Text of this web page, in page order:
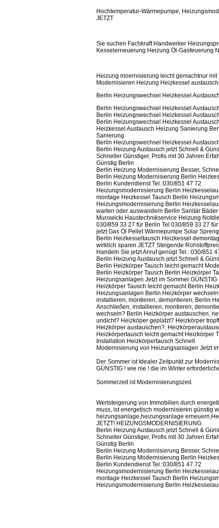
Hochtemperatur-Wärmepumpe,
JETZT
Sie suchen Fachkraft Handwerker
Kesselerneuerung Heizung Öl-Gasfeuerung
Heizung moernisierung leicht gemachtnur
Modernisieren Heizung Heizkessel
Berlin Heizungswechsel Heizkessel
Berlin Heizungswechsel Heizkessel
Berlin Heizungswechsel Heizkessel
Berlin Heizungswechsel Heizkessel
Heizkessel Austausch Heizung Sanierung
Sanierung
Berlin Heizungswechsel Heizkessel
Berlin Heizung Austausch jetzt Schnell &
Schneller Günstiger, Profis mit 30 Jahren
Günstig Berlin
Berlin Heizung Modernisierung Besser,
Berlin Heizung Modernisierung Berlin
Berlin Kundendienst Tel.:030/851 47 72
Heizungsmodernisierung Berlin
montage Heizkessel Tausch Berlin
Heizungsmodernisierung Berlin
warten oder auswandern Berlin Sanitär
Murowicki Haustechnikservice Heizung
030/859 33 27 für Berlin Tel 030/859 33 27
jetzt Gas Öl Pellet Wärmepumpe Solar
Berlin Heizkesseltausch Heizkessel
wirklich sparen JETZT Steigende
Handeln Sie jetzt Anruf genügt Tel.: 030/851
Berlin Heizung Austausch jetzt Schnell &
Berlin Heizkörper Tausch leicht gemacht
Berlin Heizkörper Tausch Berlin Heizkörper
Heizungsanlagen Jetzt im Sommer
Heizkörper Tausch leicht gemacht Berlin
Heizungsanlagen Berlin Heizkörper
installieren, montieren, demontieren, Berlin
Anschließen, installieren, montieren,
wechseln? Berlin Heizkörper austauschen,
undicht? Heizköper geplatzt? Heizkörper
Heizkörper austauschen?.
Heizkörpertausch leicht gemacht Heizkörper
Installation Heizkörpertausch Schnell
Modernisierung von Heizungsanlagen Jetzt
Der Sommer ist Idealer Zeitpunkt zur
GÜNSTIG ! wie nie ! die im Winter
Sommerzeit ist Modernisierungszeit.
Wertsteigerung von Immobilien durch
muss, ist energetisch modernisieren günstig
heizungsanlage,heizungsanlage
JETZT! HEIZUNGSMODERNISIERUNG
Berlin Heizung Austausch jetzt Schnell &
Schneller Günstiger, Profis mit 30 Jahren
Günstig Berlin
Berlin Heizung Modernisierung Besser,
Berlin Heizung Modernisierung Berlin
Berlin Kundendienst Tel.:030/851 47 72
Heizungsmodernisierung Berlin
montage Heizkessel Tausch Berlin
Heizungsmodernisierung Berlin